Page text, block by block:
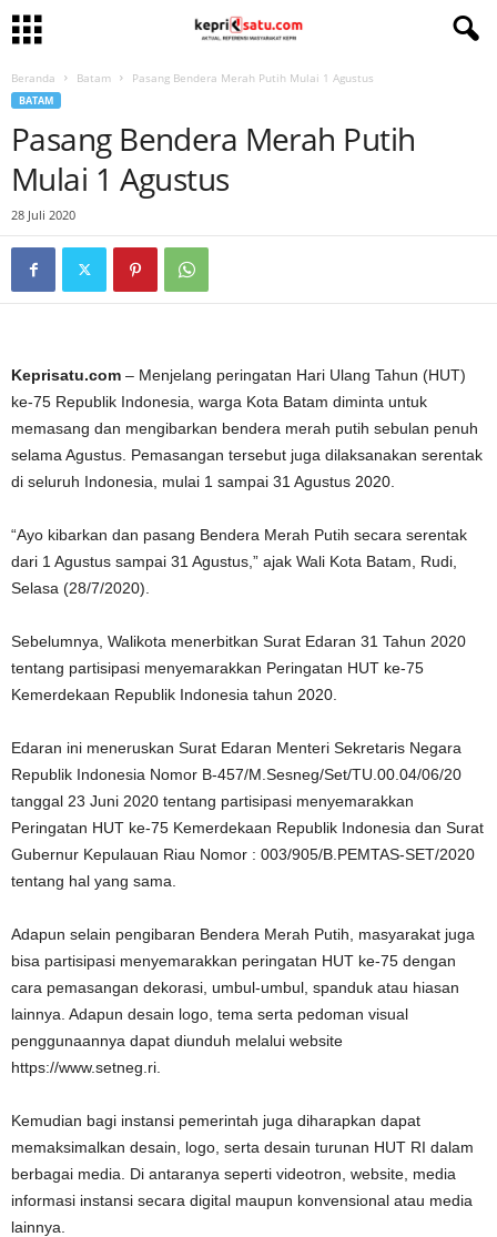
Beranda Batam Pasang Bendera Merah Putih Mulai 1 Agustus
BATAM
Pasang Bendera Merah Putih
Mulai 1 Agustus
28 Juli 2020
Keprisatu.com – Menjelang peringatan Hari Ulang Tahun (HUT)
ke-75 Republik Indonesia, warga Kota Batam diminta untuk
memasang dan mengibarkan bendera merah putih sebulan penuh
selama Agustus. Pemasangan tersebut juga dilaksanakan serentak
di seluruh Indonesia, mulai 1 sampai 31 Agustus 2020.
“Ayo kibarkan dan pasang Bendera Merah Putih secara serentak
dari 1 Agustus sampai 31 Agustus,” ajak Wali Kota Batam, Rudi,
Selasa (28/7/2020).
Sebelumnya, Walikota menerbitkan Surat Edaran 31 Tahun 2020
tentang partisipasi menyemarakkan Peringatan HUT ke-75
Kemerdekaan Republik Indonesia tahun 2020.
Edaran ini meneruskan Surat Edaran Menteri Sekretaris Negara
Republik Indonesia Nomor B-457/M.Sesneg/Set/TU.00.04/06/20
tanggal 23 Juni 2020 tentang partisipasi menyemarakkan
Peringatan HUT ke-75 Kemerdekaan Republik Indonesia dan Surat
Gubernur Kepulauan Riau Nomor : 003/905/B.PEMTAS-SET/2020
tentang hal yang sama.
Adapun selain pengibaran Bendera Merah Putih, masyarakat juga
bisa partisipasi menyemarakkan peringatan HUT ke-75 dengan
cara pemasangan dekorasi, umbul-umbul, spanduk atau hiasan
lainnya. Adapun desain logo, tema serta pedoman visual
penggunaannya dapat diunduh melalui website
https://www.setneg.ri.
Kemudian bagi instansi pemerintah juga diharapkan dapat
memaksimalkan desain, logo, serta desain turunan HUT RI dalam
berbagai media. Di antaranya seperti videotron, website, media
informasi instansi secara digital maupun konvensional atau media
lainnya.